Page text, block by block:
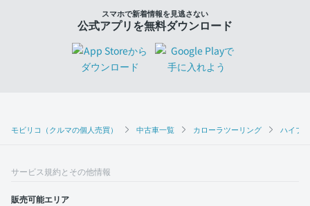
モビリコ（クルマの個人売買） 中古車一覧 カローラツーリング ハイブ
スマホで新着情報を見逃さない
公式アプリを無料ダウンロード
サービス規約とその他情報
販売可能エリア